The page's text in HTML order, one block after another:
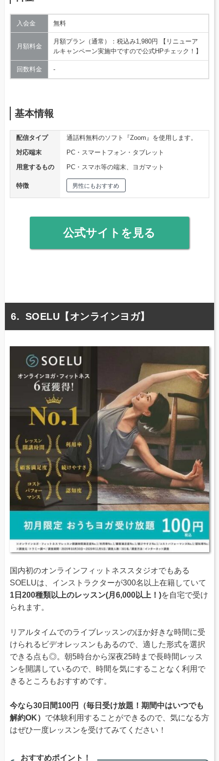
入会金 無料
月額料金
月額プラン（通常）：税込み1,980円 【リニューア
ルキャンペーン実施中ですので公式HPチェック！】
回数料金 ‐
基本情報
配信タイプ
通話料無料のソフト『Zoom』を使用します。
対応端末
PC・スマートフォン・タブレット
用意するもの
PC・スマホ等の端末、ヨガマット
特徴 男性にもおすすめ
公式サイトを見る
SOELU【オンラインヨガ】
国内初のオンラインフィットネススタジオでもある
SOELUは、インストラクターが300名以上在籍していて
1日200種類以上のレッスン(月6,000以上！)を自宅で受け
られます。
リアルタイムでのライブレッスンのほか好きな時間に受
けられるビデオレッスンもあるので、適した形式を選択
できる点も◎。朝5時台から深夜25時まで長時間レッス
ンを開講しているので、時間を気にすることなく利用で
きるところもおすすめです。
今なら30日間100円（毎日受け放題！期間中はいつでも
解約OK） で体験利用することができるので、気になる方
はぜひ一度レッスンを受けてみてください！
おすすめポイント！